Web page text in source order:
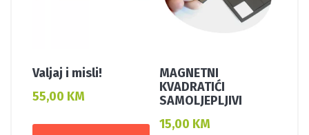
Valjaj i misli!
55,00 KM
MAGNETNI
KVADRATIĆI
SAMOLJEPLJIVI
15,00 KM